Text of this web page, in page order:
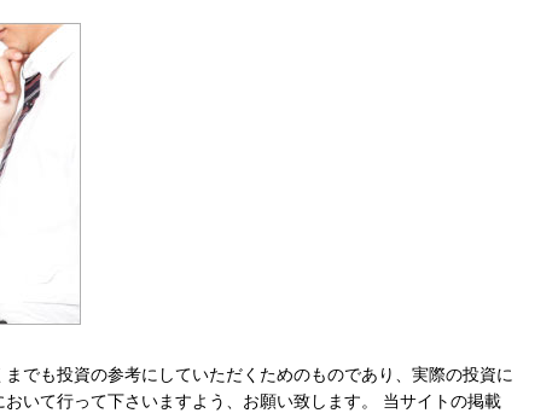
でも投資の参考にしていただくためのものであり、実際の投資に
いて行って下さいますよう、お願い致します。 当サイトの掲載